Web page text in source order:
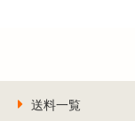
送料一覧